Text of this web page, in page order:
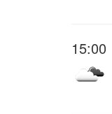
15:00